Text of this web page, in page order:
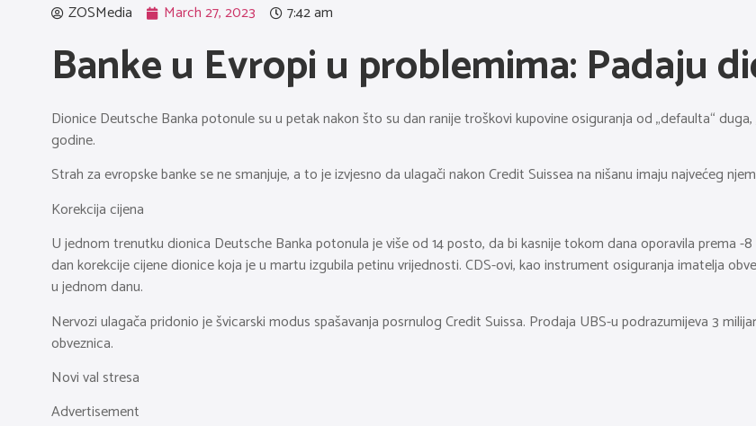
ZOSMedia March 27, 2023 7:42 am
Banke u Evropi u problemima: Padaju
Dionice Deutsche Banka potonule su u petak nakon što su dan ranije troškovi kupovine osiguranja od „defaulta“
godine.
Strah za evropske banke se ne smanjuje, a to je izvjesno da ulagači nakon Credit Suissea na nišanu imaju najvećeg
Korekcija cijena
U jednom trenutku dionica Deutsche Banka potonula je više od 14 posto, da bi kasnije tokom dana oporavila prema -
dan korekcije cijene dionice koja je u martu izgubila petinu vrijednosti. CDS-ovi, kao instrument osiguranja imatelja
u jednom danu.
Nervozi ulagača pridonio je švicarski modus spašavanja posrnulog Credit Suissa. Prodaja UBS-u podrazumijeva 3
obveznica.
Novi val stresa
Advertisement